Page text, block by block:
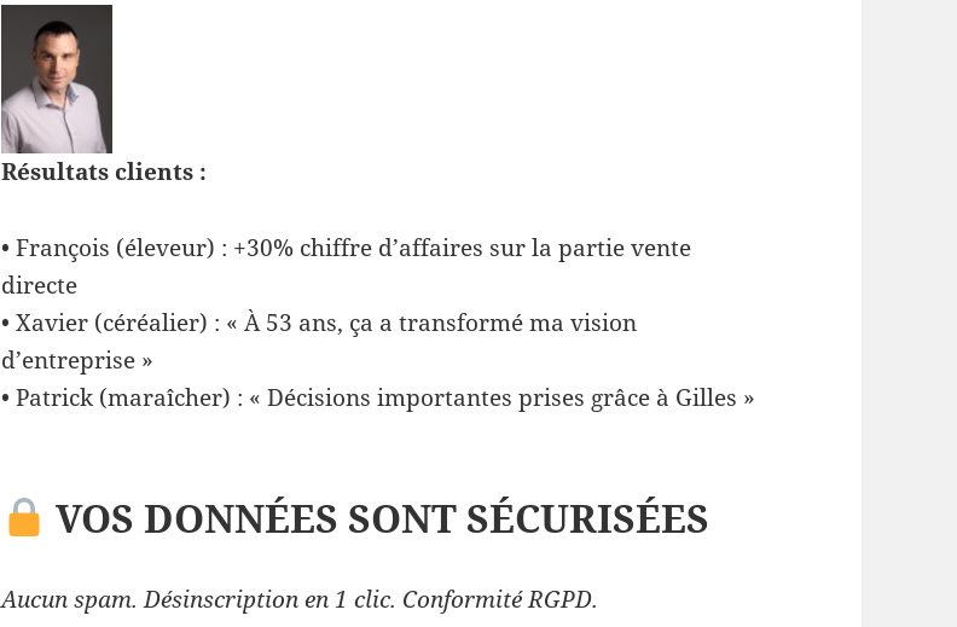
Résultats clients :
• François (éleveur) : +30% chiffre d’affaires sur la partie vente
directe
• Xavier (céréalier) : « À 53 ans, ça a transformé ma vision
d’entreprise »
• Patrick (maraîcher) : « Décisions importantes prises grâce à Gilles »
VOS DONNÉES SONT SÉCURISÉES
Aucun spam. Désinscription en 1 clic. Conformité RGPD.